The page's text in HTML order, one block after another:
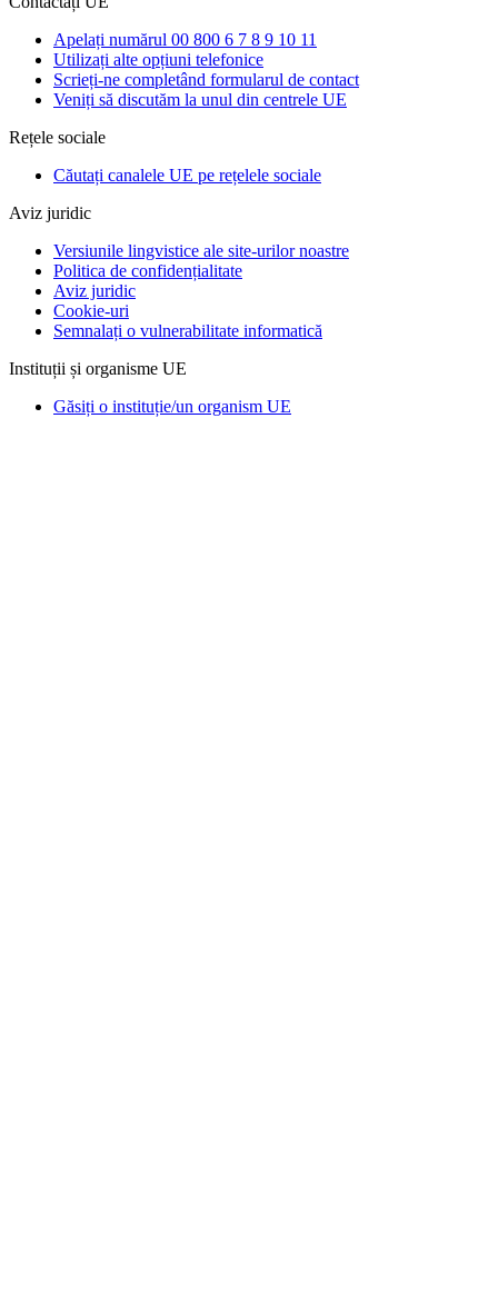
Apelați numărul 00 800 6 7 8 9 10 11
Utilizați alte opțiuni telefonice
Scrieți-ne completând formularul de contact
Veniți să discutăm la unul din centrele UE
Rețele sociale
Căutați canalele UE pe rețelele sociale
Aviz juridic
Versiunile lingvistice ale site-urilor noastre
Politica de confidențialitate
Aviz juridic
Cookie-uri
Semnalați o vulnerabilitate informatică
Instituții și organisme UE
Găsiți o instituție/un organism UE